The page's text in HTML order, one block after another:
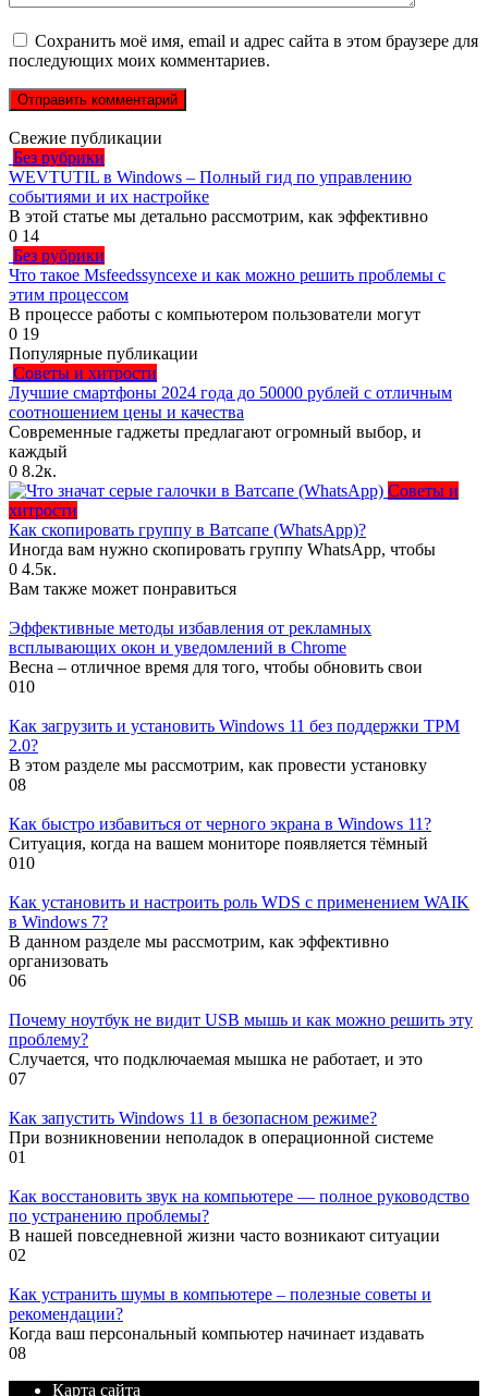
Сохранить моё имя, email и адрес сайта в этом браузере для
последующих моих комментариев.
Свежие публикации
Без рубрики
WEVTUTIL в Windows – Полный гид по управлению
событиями и их настройке
В этой статье мы детально рассмотрим, как эффективно
0 14
Без рубрики
Что такое Msfeedssyncexe и как можно решить проблемы с
этим процессом
В процессе работы с компьютером пользователи могут
0 19
Популярные публикации
Советы и хитрости
Лучшие смартфоны 2024 года до 50000 рублей с отличным
соотношением цены и качества
Современные гаджеты предлагают огромный выбор, и
каждый
0 8.2к.
Советы и
хитрости
Как скопировать группу в Ватсапе (WhatsApp)?
Иногда вам нужно скопировать группу WhatsApp, чтобы
0 4.5к.
Вам также может понравиться
Эффективные методы избавления от рекламных
всплывающих окон и уведомлений в Chrome
Весна – отличное время для того, чтобы обновить свои
010
Как загрузить и установить Windows 11 без поддержки TPM
2.0?
В этом разделе мы рассмотрим, как провести установку
08
Как быстро избавиться от черного экрана в Windows 11?
Ситуация, когда на вашем мониторе появляется тёмный
010
Как установить и настроить роль WDS с применением WAIK
в Windows 7?
В данном разделе мы рассмотрим, как эффективно
организовать
06
Почему ноутбук не видит USB мышь и как можно решить эту
проблему?
Случается, что подключаемая мышка не работает, и это
07
Как запустить Windows 11 в безопасном режиме?
При возникновении неполадок в операционной системе
01
Как восстановить звук на компьютере — полное руководство
по устранению проблемы?
В нашей повседневной жизни часто возникают ситуации
02
Как устранить шумы в компьютере – полезные советы и
рекомендации?
Когда ваш персональный компьютер начинает издавать
08
Карта сайта